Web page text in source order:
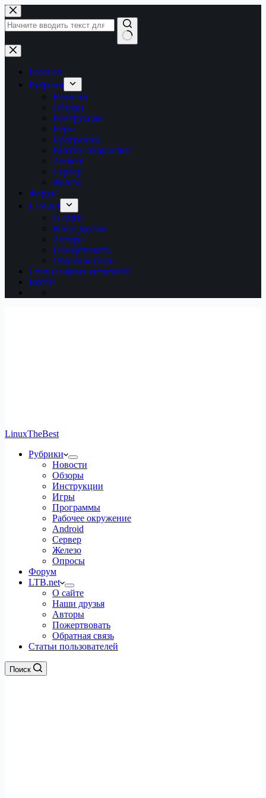
Перейти
к
сути
Ничего
не
найденоГлавная
Рубрики
Новости
Обзоры
Инструкции
Игры
Программы
Рабочее окружение
Android
Сервер
Железо
Форум
LTB.net
О сайте
Наши друзья
Авторы
Пожертвовать
Обратная связь
Статьи наших читателей
Войти
LinuxTheBest
Рубрики
Новости
Обзоры
Инструкции
Игры
Программы
Рабочее окружение
Android
Сервер
Железо
Опросы
Форум
LTB.net
О сайте
Наши друзья
Авторы
Пожертвовать
Обратная связь
Статьи пользователей
Поиск